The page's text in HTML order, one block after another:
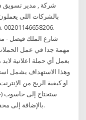
شركة , مدير تسويق
بالشركات اللى
مهمة جدا في عمل الحملات
بعمل أي حملة اعلانية
وهذا الاستهداف يشمل
او كيفية الربح من
ستحتاج إلى
بالإضافة إلى محفظة إلكترونية لتستقبل فيها الأموال التي تربحها.